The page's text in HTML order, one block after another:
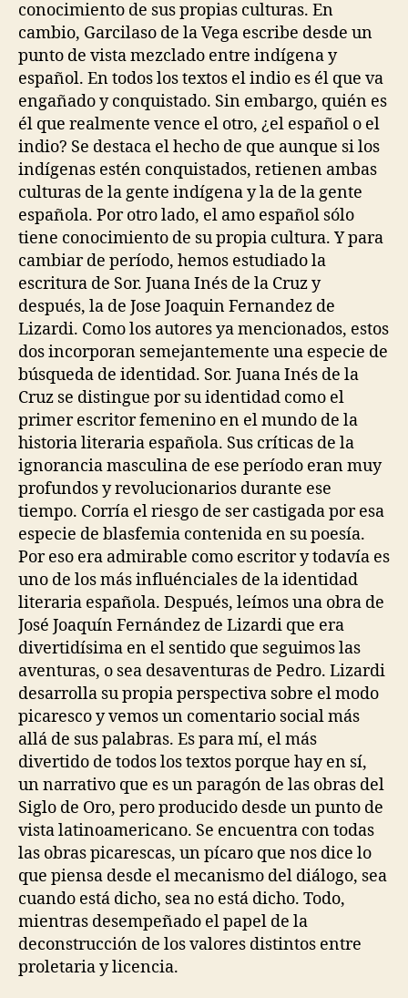
conocimiento de sus propias culturas. En
cambio, Garcilaso de la Vega escribe desde un
punto de vista mezclado entre indígena y
español. En todos los textos el indio es él que va
engañado y conquistado. Sin embargo, quién es
él que realmente vence el otro, ¿el español o el
indio? Se destaca el hecho de que aunque si los
indígenas estén conquistados, retienen ambas
culturas de la gente indígena y la de la gente
española. Por otro lado, el amo español sólo
tiene conocimiento de su propia cultura. Y para
cambiar de período, hemos estudiado la
escritura de Sor. Juana Inés de la Cruz y
después, la de Jose Joaquin Fernandez de
Lizardi. Como los autores ya mencionados, estos
dos incorporan semejantemente una especie de
búsqueda de identidad. Sor. Juana Inés de la
Cruz se distingue por su identidad como el
primer escritor femenino en el mundo de la
historia literaria española. Sus críticas de la
ignorancia masculina de ese período eran muy
profundos y revolucionarios durante ese
tiempo. Corría el riesgo de ser castigada por esa
especie de blasfemia contenida en su poesía.
Por eso era admirable como escritor y todavía es
uno de los más influénciales de la identidad
literaria española. Después, leímos una obra de
José Joaquín Fernández de Lizardi que era
divertidísima en el sentido que seguimos las
aventuras, o sea desaventuras de Pedro. Lizardi
desarrolla su propia perspectiva sobre el modo
picaresco y vemos un comentario social más
allá de sus palabras. Es para mí, el más
divertido de todos los textos porque hay en sí,
un narrativo que es un paragón de las obras del
Siglo de Oro, pero producido desde un punto de
vista latinoamericano. Se encuentra con todas
las obras picarescas, un pícaro que nos dice lo
que piensa desde el mecanismo del diálogo, sea
cuando está dicho, sea no está dicho. Todo,
mientras desempeñado el papel de la
deconstrucción de los valores distintos entre
proletaria y licencia.